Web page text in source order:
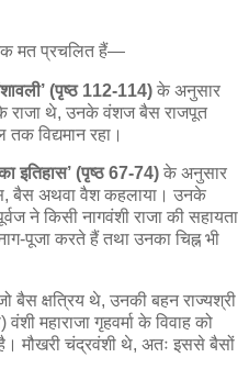
मत प्रचलित हैं—
(पृष्ठ 112-114) के अनुसार
के राजा थे, उनके वंशज बैस राजपूत
विद्यमान रहा।
इतिहास’ (पृष्ठ 67-74) के अनुसार
बैस अथवा वैश कहलाया। उनके
ने किसी नागवंशी राजा की सहायता
पूजा करते हैं तथा उनका चिह्न भी
बैस क्षत्रिय थे, उनकी बहन राज्यश्री
महाराजा गृहवर्मा के विवाह को
मौखरी चंद्रवंशी थे, अतः इससे बैसों